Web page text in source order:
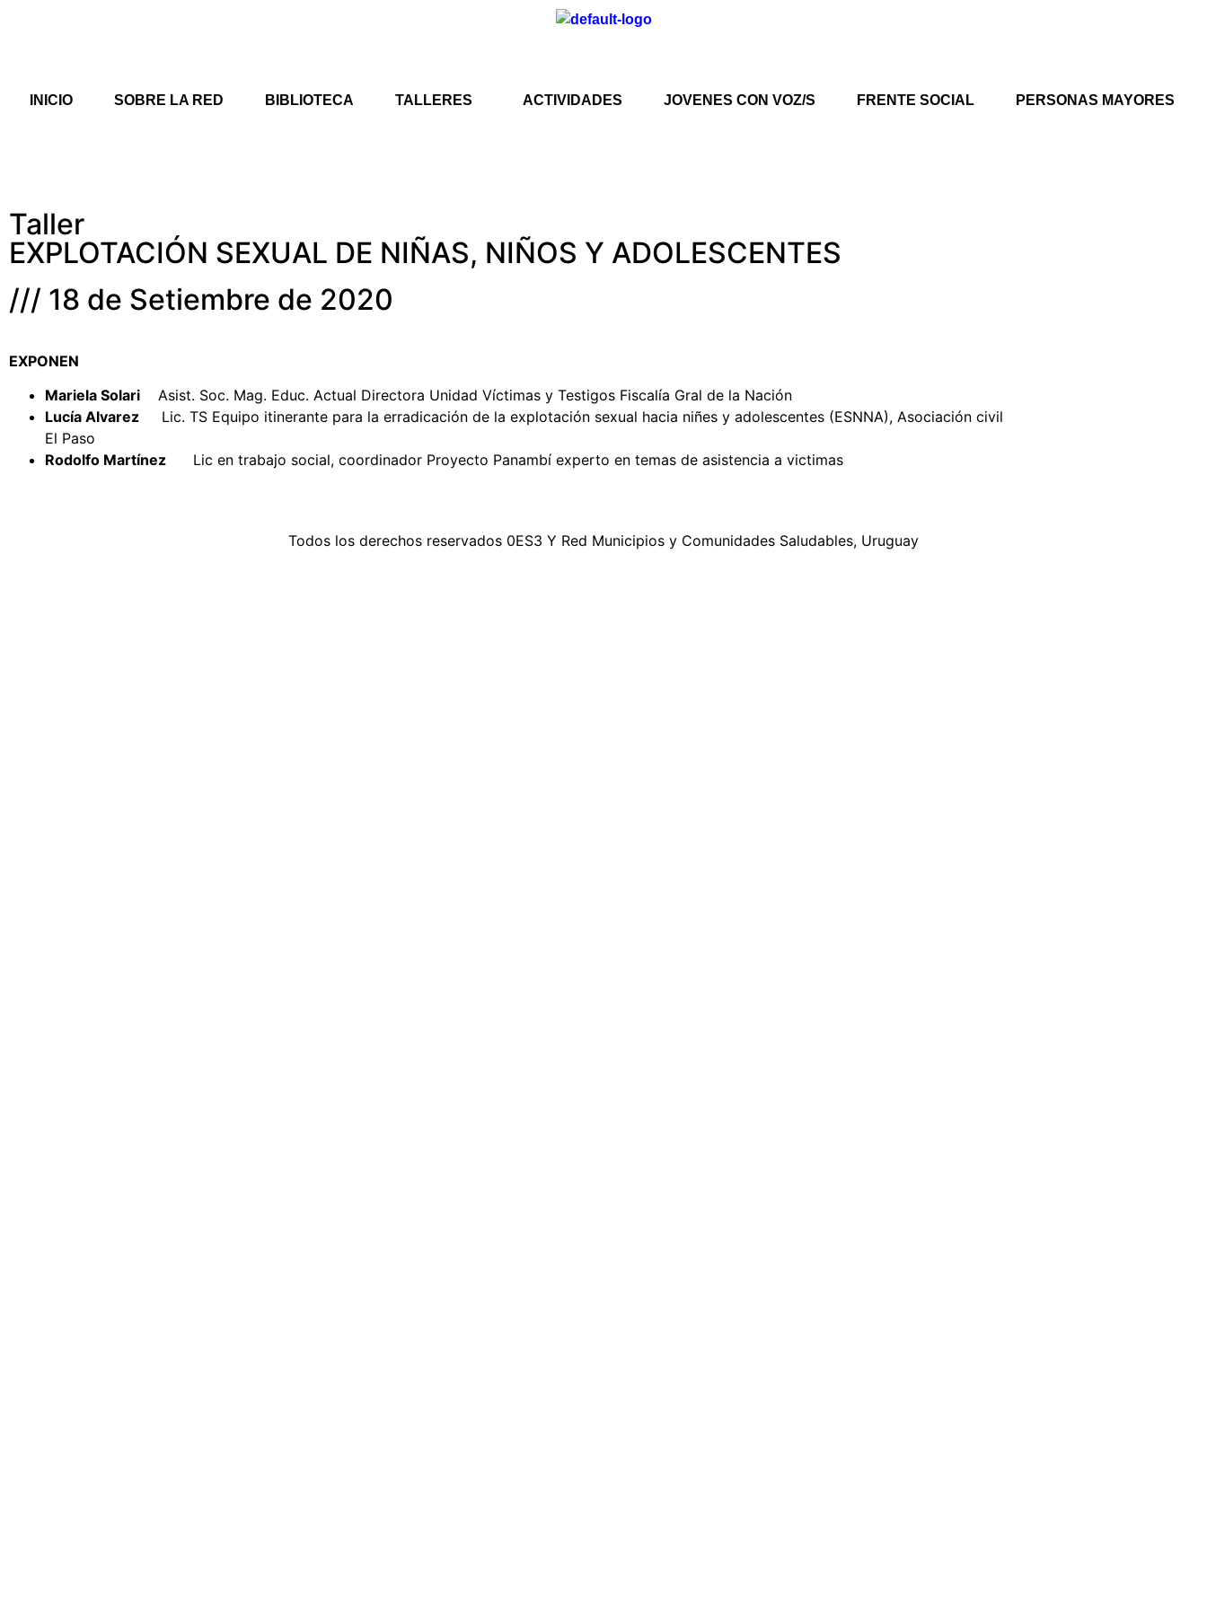
INICIO SOBRE LA RED BIBLIOTECA TALLERES ACTIVIDADES JOVENES CON VOZ/S FRENTE SOCIAL PERSONAS MAYORES
Taller
EXPLOTACIÓN SEXUAL DE NIÑAS, NIÑOS Y ADOLESCENTES
/// 18 de Setiembre de 2020
EXPONEN
Mariela Solari Asist. Soc. Mag. Educ. Actual Directora Unidad Víctimas y Testigos Fiscalía Gral de la Nación
Lucía Alvarez Lic. TS Equipo itinerante para la erradicación de la explotación sexual hacia niñes y adolescentes (ESNNA), Asociación civil
El Paso
Rodolfo Martínez Lic en trabajo social, coordinador Proyecto Panambí experto en temas de asistencia a victimas
Todos los derechos reservados 0ES3 Y Red Municipios y Comunidades Saludables, Uruguay